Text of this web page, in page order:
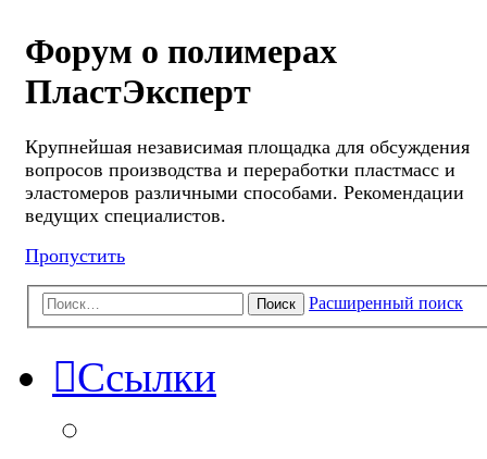
Форум о полимерах
ПластЭксперт
Крупнейшая независимая площадка для обсуждения
вопросов производства и переработки пластмасс и
эластомеров различными способами. Рекомендации
ведущих специалистов.
Пропустить
Поиск Расширенный поиск
Ссылки